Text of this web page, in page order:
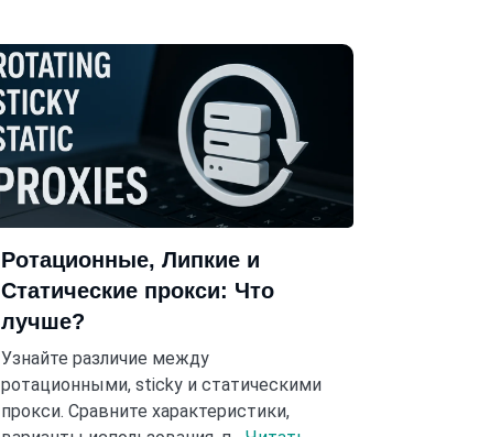
Ротационные, Липкие и
Статические прокси: Что
лучше?
Узнайте различие между
ротационными, sticky и статическими
прокси. Сравните характеристики,